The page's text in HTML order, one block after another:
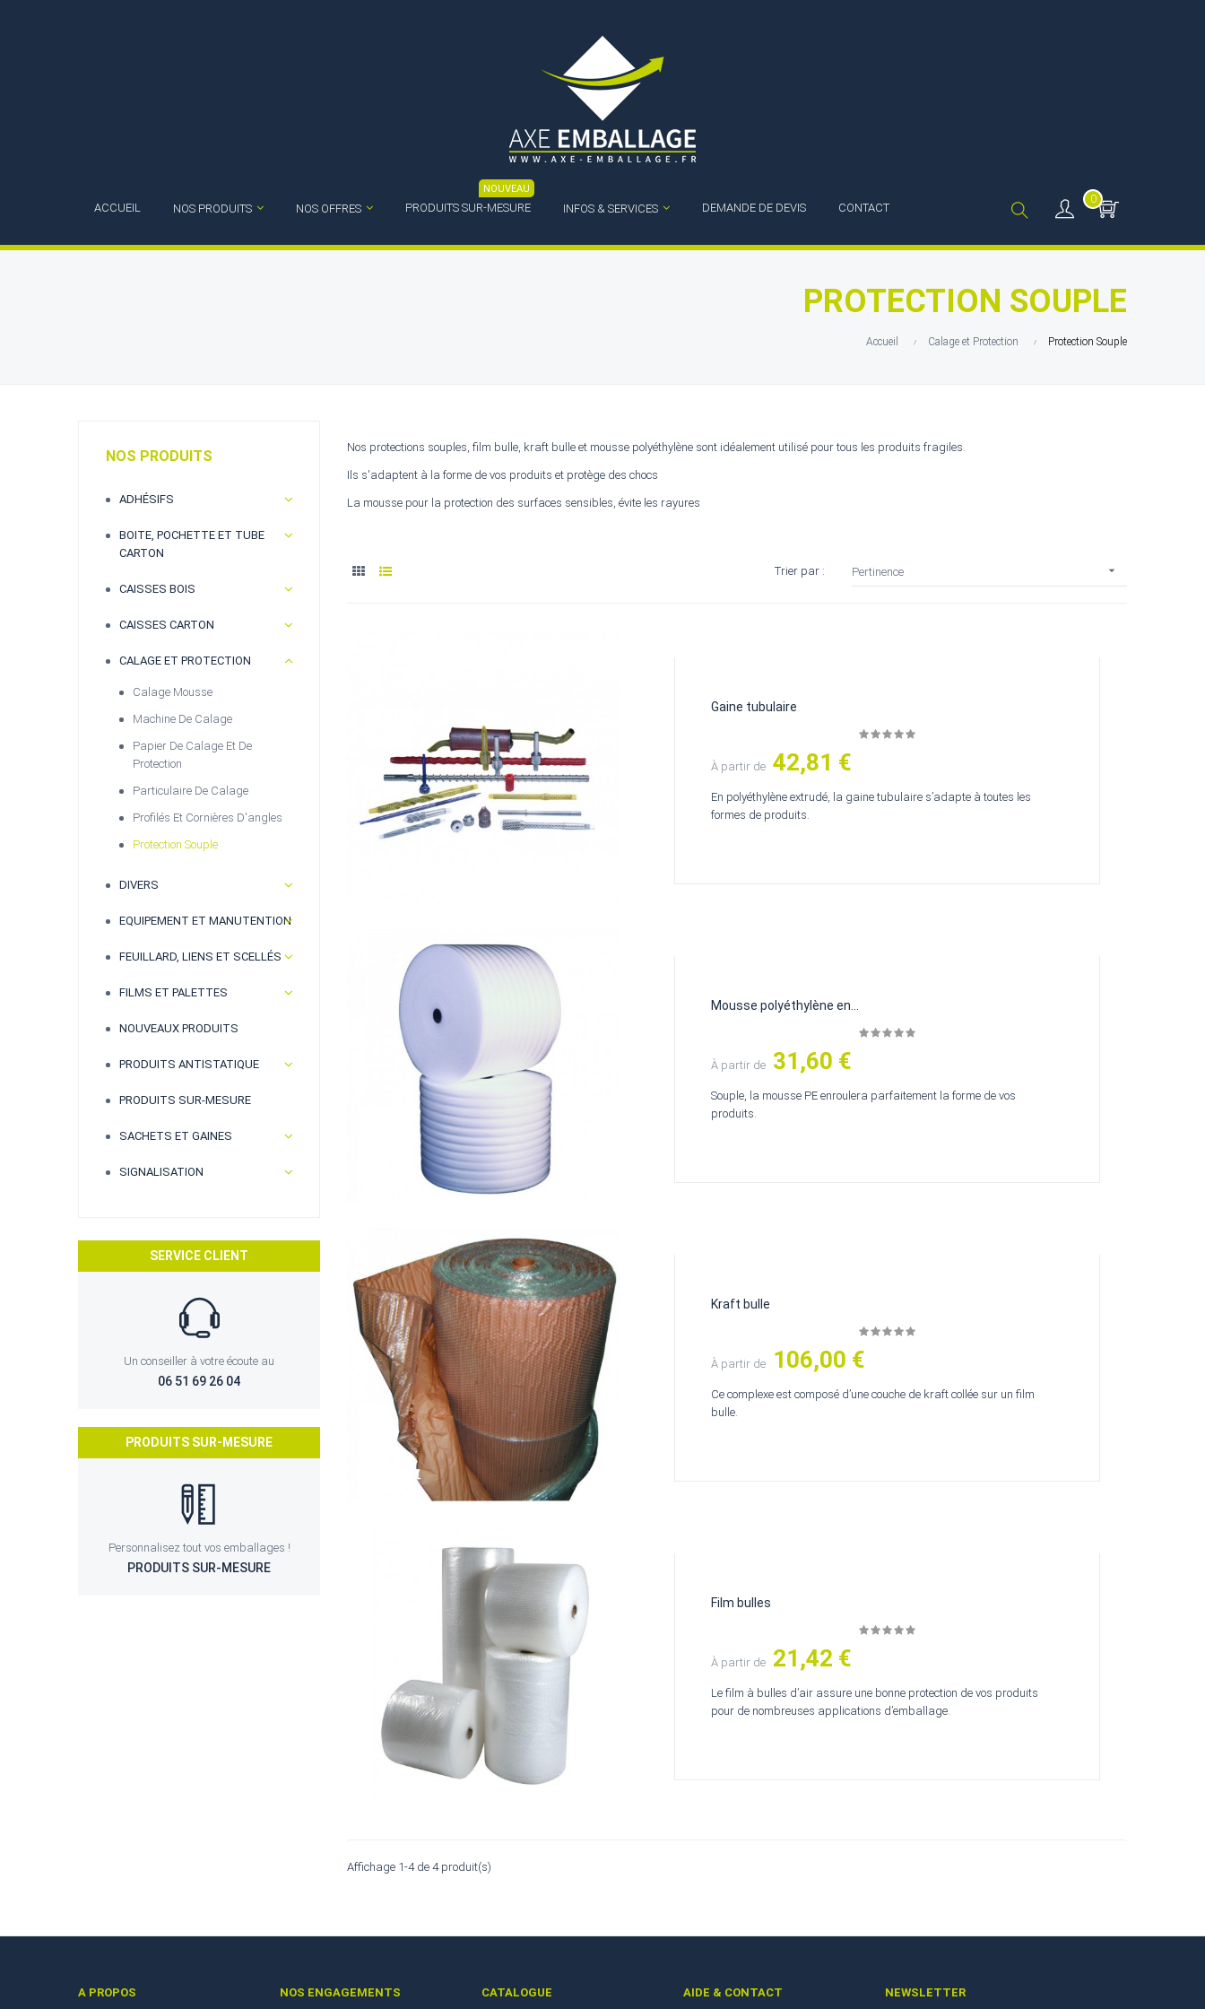
ACCUEIL NOS PRODUITS NOS OFFRES PRODUITS SUR-MESURE
NOUVEAU
INFOS & SERVICES DEMANDE DE DEVIS CONTACT
0
PROTECTION SOUPLE
Accueil Calage et Protection Protection Souple
NOS PRODUITS
ADHÉSIFS
BOITE, POCHETTE ET TUBE
CARTON
CAISSES BOIS
CAISSES CARTON
CALAGE ET PROTECTION
Calage Mousse
Machine De Calage
Papier De Calage Et De
Protection
Particulaire De Calage
Profilés Et Cornières D'angles
Protection Souple
DIVERS
EQUIPEMENT ET MANUTENTION
FEUILLARD, LIENS ET SCELLÉS
FILMS ET PALETTES
NOUVEAUX PRODUITS
PRODUITS ANTISTATIQUE
PRODUITS SUR-MESURE
SACHETS ET GAINES
SIGNALISATION
SERVICE CLIENT
Un conseiller à votre écoute au
06 51 69 26 04
PRODUITS SUR-MESURE
Personnalisez tout vos emballages !
PRODUITS SUR-MESURE
Nos protections souples, film bulle, kraft bulle et mousse polyéthylène sont idéalement utilisé pour tous les produits fragiles.
Ils s'adaptent à la forme de vos produits et protège des chocs
La mousse pour la protection des surfaces sensibles, évite les rayures
Trier par : Pertinence 
Gaine tubulaire
À partir de Prix
42,81 €
En polyéthylène extrudé, la gaine tubulaire s’adapte à toutes les
formes de produits.
Mousse polyéthylène en...
À partir de Prix
31,60 €
Souple, la mousse PE enroulera parfaitement la forme de vos
produits.
Kraft bulle
À partir de Prix
106,00 €
Ce complexe est composé d’une couche de kraft collée sur un film
bulle.
Film bulles
À partir de Prix
21,42 €
Le film à bulles d’air assure une bonne protection de vos produits
pour de nombreuses applications d’emballage.
Affichage 1-4 de 4 produit(s)
A PROPOS NOS ENGAGEMENTS CATALOGUE AIDE & CONTACT NEWSLETTER